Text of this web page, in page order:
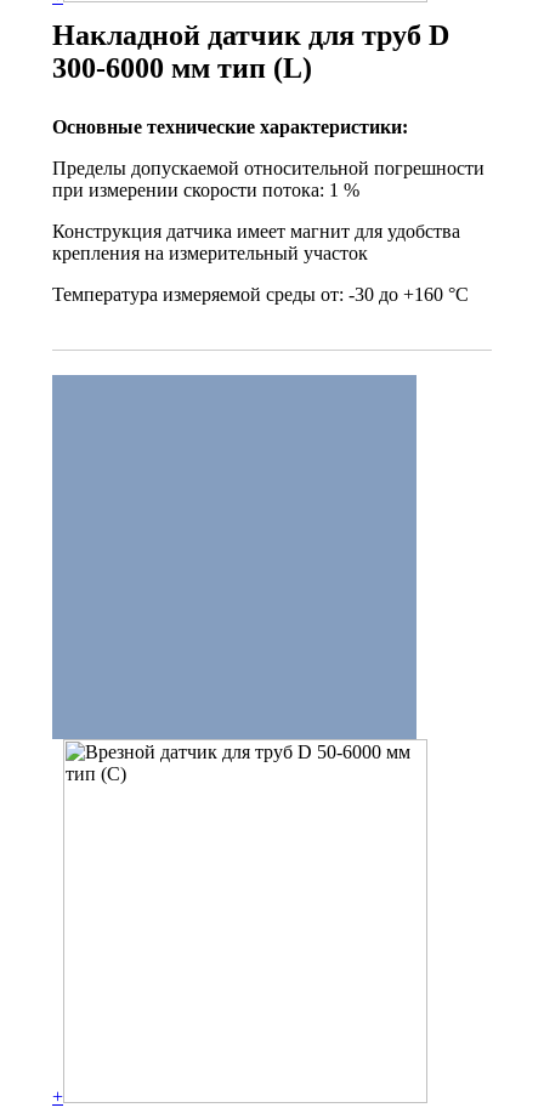
Накладной датчик для труб D
300-6000 мм тип (L)
Основные технические характеристики:
Пределы допускаемой относительной погрешности
при измерении скорости потока: 1 %
Конструкция датчика имеет магнит для удобства
крепления на измерительный участок
Температура измеряемой среды от: -30 до +160 °С
+